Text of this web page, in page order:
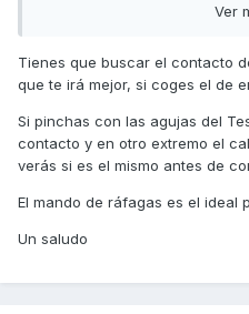
abro hilo específico para ir
De momento lo que he
menos para mí habilidad de
mismo contacto.
Ver
Tienes que buscar el contacto
que te irá mejor, si coges el de
Si pinchas con las agujas del
contacto y en otro extremo el
verás si es el mismo antes de
El mando de ráfagas es el ideal
Un saludo